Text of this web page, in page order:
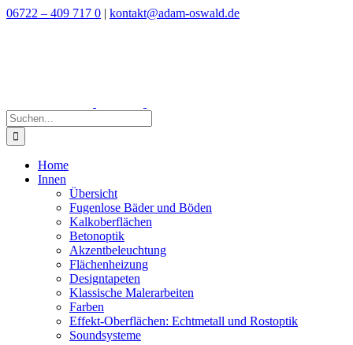
Zum
06722 – 409 717 0 | kontakt@adam-oswald.de
Suche
nach:
Home
Innen
Übersicht
Fugenlose Bäder und Böden
Kalkoberflächen
Betonoptik
Akzentbeleuchtung
Flächenheizung
Designtapeten
Klassische Malerarbeiten
Farben
Effekt-Oberflächen: Echtmetall und Rostoptik
Soundsysteme